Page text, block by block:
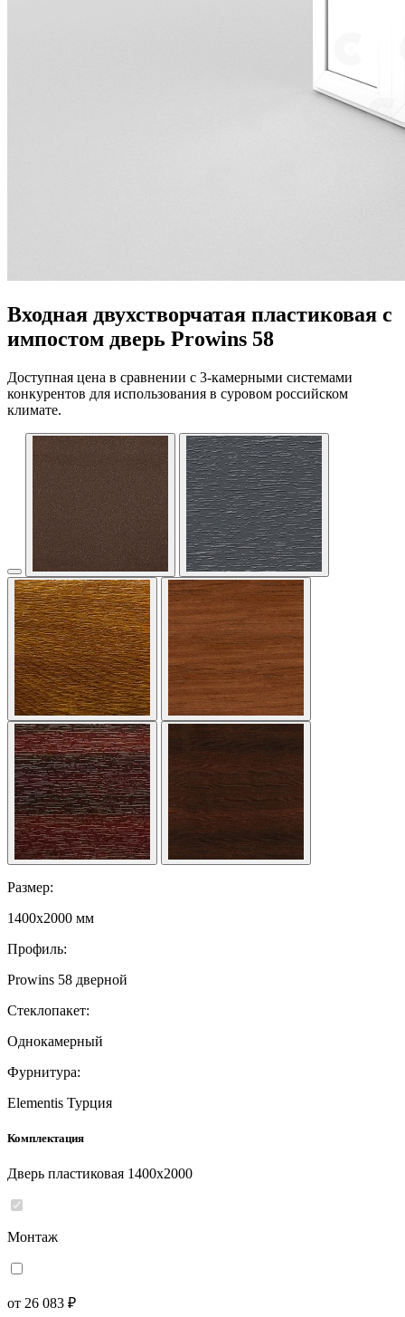
Входная двухстворчатая пластиковая с
импостом дверь Prowins 58
Доступная цена в сравнении с 3-камерными системами
конкурентов для использования в суровом российском
климате.
Размер:
1400x2000 мм
Профиль:
Prowins 58 дверной
Стеклопакет:
Однокамерный
Фурнитура:
Elementis Турция
Комплектация
Дверь пластиковая 1400x2000
Монтаж
от 26 083 ₽